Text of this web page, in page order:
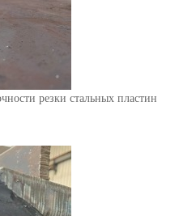
резки стальных пластин